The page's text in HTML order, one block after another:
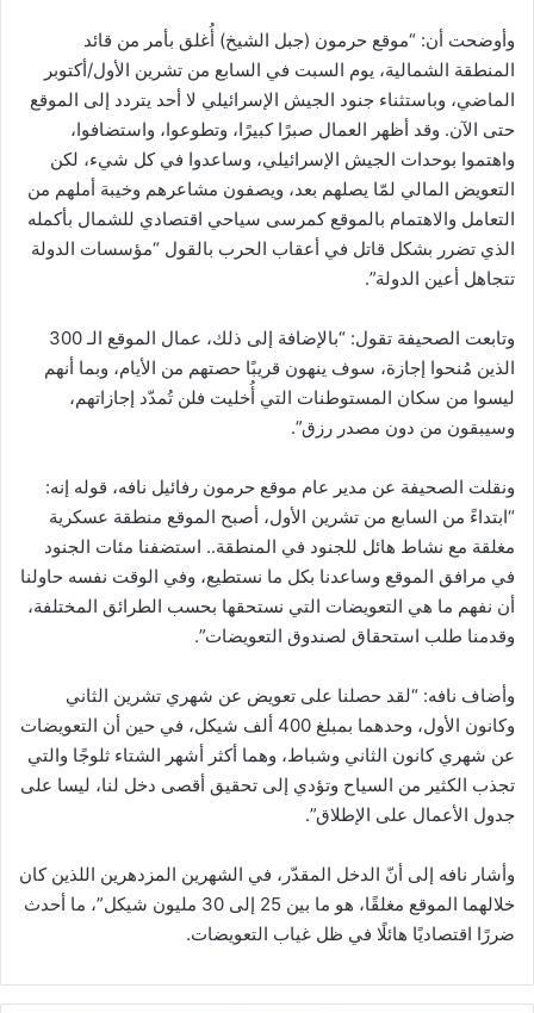
وأوضحت أن: “موقع حرمون (جبل الشيخ) أُغلق بأمر من قائد
المنطقة الشمالية، يوم السبت في السابع من تشرين الأول/أكتوبر
الماضي، وباستثناء جنود الجيش الإسرائيلي لا أحد يتردد إلى الموقع
حتى الآن. وقد أظهر العمال صبرًا كبيرًا، وتطوعوا، واستضافوا،
واهتموا بوحدات الجيش الإسرائيلي، وساعدوا في كل شيء، لكن
التعويض المالي لمّا يصلهم بعد، ويصفون مشاعرهم وخيبة أملهم من
التعامل والاهتمام بالموقع كمرسى سياحي اقتصادي للشمال بأكمله
الذي تضرر بشكل قاتل في أعقاب الحرب بالقول “مؤسسات الدولة
تتجاهل أعين الدولة”.
وتابعت الصحيفة تقول: “بالإضافة إلى ذلك، عمال الموقع الـ 300
الذين مُنحوا إجازة، سوف ينهون قريبًا حصتهم من الأيام، وبما أنهم
ليسوا من سكان المستوطنات التي أُخليت فلن تُمدّد إجازاتهم،
وسيبقون من دون مصدر رزق”.
ونقلت الصحيفة عن مدير عام موقع حرمون رفائيل نافه، قوله إنه:
“ابتداءً من السابع من تشرين الأول، أصبح الموقع منطقة عسكرية
مغلقة مع نشاط هائل للجنود في المنطقة.. استضفنا مئات الجنود
في مرافق الموقع وساعدنا بكل ما نستطيع، وفي الوقت نفسه حاولنا
أن نفهم ما هي التعويضات التي نستحقها بحسب الطرائق المختلفة،
وقدمنا طلب استحقاق لصندوق التعويضات”.
وأضاف نافه: “لقد حصلنا على تعويض عن شهري تشرين الثاني
وكانون الأول، وحدهما بمبلغ 400 ألف شيكل، في حين أن التعويضات
عن شهري كانون الثاني وشباط، وهما أكثر أشهر الشتاء ثلوجًا والتي
تجذب الكثير من السياح وتؤدي إلى تحقيق أقصى دخل لنا، ليسا على
جدول الأعمال على الإطلاق”.
وأشار نافه إلى أنّ الدخل المقدّر، في الشهرين المزدهرين اللذين كان
خلالهما الموقع مغلقًا، هو ما بين 25 إلى 30 مليون شيكل”، ما أحدث
ضررًا اقتصاديًا هائلًا في ظل غياب التعويضات.